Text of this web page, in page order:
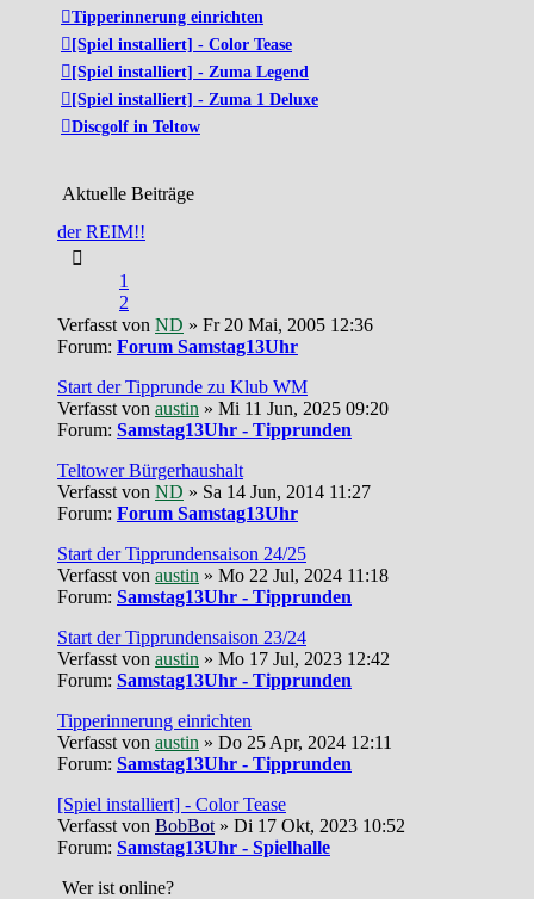
Tipperinnerung einrichten
[Spiel installiert] - Color Tease
[Spiel installiert] - Zuma Legend
[Spiel installiert] - Zuma 1 Deluxe
Discgolf in Teltow
Aktuelle Beiträge
der REIM!!
1
2
Verfasst von ND » Fr 20 Mai, 2005 12:36
Forum: Forum Samstag13Uhr
Start der Tipprunde zu Klub WM
Verfasst von austin » Mi 11 Jun, 2025 09:20
Forum: Samstag13Uhr - Tipprunden
Teltower Bürgerhaushalt
Verfasst von ND » Sa 14 Jun, 2014 11:27
Forum: Forum Samstag13Uhr
Start der Tipprundensaison 24/25
Verfasst von austin » Mo 22 Jul, 2024 11:18
Forum: Samstag13Uhr - Tipprunden
Start der Tipprundensaison 23/24
Verfasst von austin » Mo 17 Jul, 2023 12:42
Forum: Samstag13Uhr - Tipprunden
Tipperinnerung einrichten
Verfasst von austin » Do 25 Apr, 2024 12:11
Forum: Samstag13Uhr - Tipprunden
[Spiel installiert] - Color Tease
Verfasst von BobBot » Di 17 Okt, 2023 10:52
Forum: Samstag13Uhr - Spielhalle
Wer ist online?